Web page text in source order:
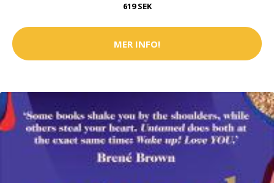
619 SEK
MER INFO!